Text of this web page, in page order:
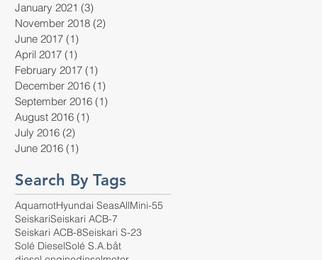
January 2021 (3)
November 2018 (2)
June 2017 (1)
April 2017 (1)
February 2017 (1)
December 2016 (1)
September 2016 (1)
August 2016 (1)
July 2016 (2)
June 2016 (1)
Search By Tags
AquamotHyundai SeasAllMini-55
SeiskariSeiskari ACB-7
Seiskari ACB-8Seiskari S-23
Solé DieselSolé S.A.båt